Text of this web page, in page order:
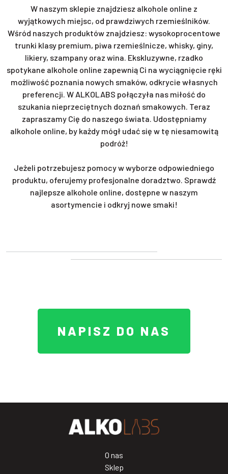
W naszym sklepie znajdziesz alkohole online z
wyjątkowych miejsc, od prawdziwych rzemieślników.
Wśród naszych produktów znajdziesz: wysokoprocentowe
trunki klasy premium, piwa rzemieślnicze, whisky, giny,
likiery, szampany oraz wina. Ekskluzywne, rzadko
spotykane alkohole online zapewnią Ci na wyciągnięcie ręki
możliwość poznania nowych smaków, odkrycie własnych
preferencji. W ALKOLABS połączyła nas miłość do
szukania nieprzeciętnych doznań smakowych. Teraz
zapraszamy Cię do naszego świata. Udostępniamy
alkohole online, by każdy mógł udać się w tę niesamowitą
podróż!
Jeżeli potrzebujesz pomocy w wyborze odpowiedniego
produktu, oferujemy profesjonalne doradztwo. Sprawdź
najlepsze alkohole online, dostępne w naszym
asortymencie i odkryj nowe smaki!
NAPISZ DO NAS
O nas
Sklep